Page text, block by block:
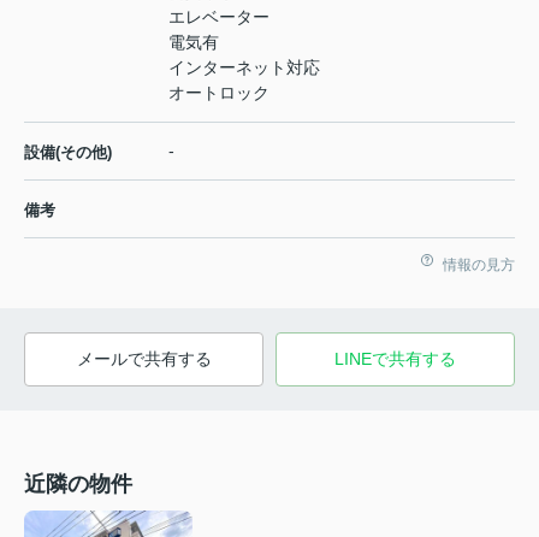
エレベーター
電気有
インターネット対応
オートロック
設備(その他) -
備考
情報の見方
メールで共有する LINEで共有する
近隣の物件